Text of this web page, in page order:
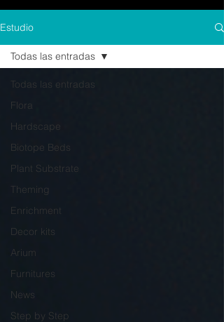
Estudio
Todas las entradas
Flora
Hardscape
Biotope Beds
Plant Substrate
Theming
Enrichment
Decor kits
Arium
Furnitures
News
Step by Step
Todas las entradas